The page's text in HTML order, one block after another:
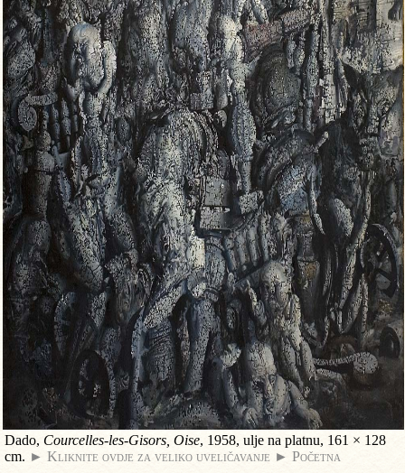
Dado, Courcelles-les-Gisors, Oise, 1958, ulje na platnu, 161 × 128
cm. ► Kliknite ovdje za veliko uveličavanje ► Početna